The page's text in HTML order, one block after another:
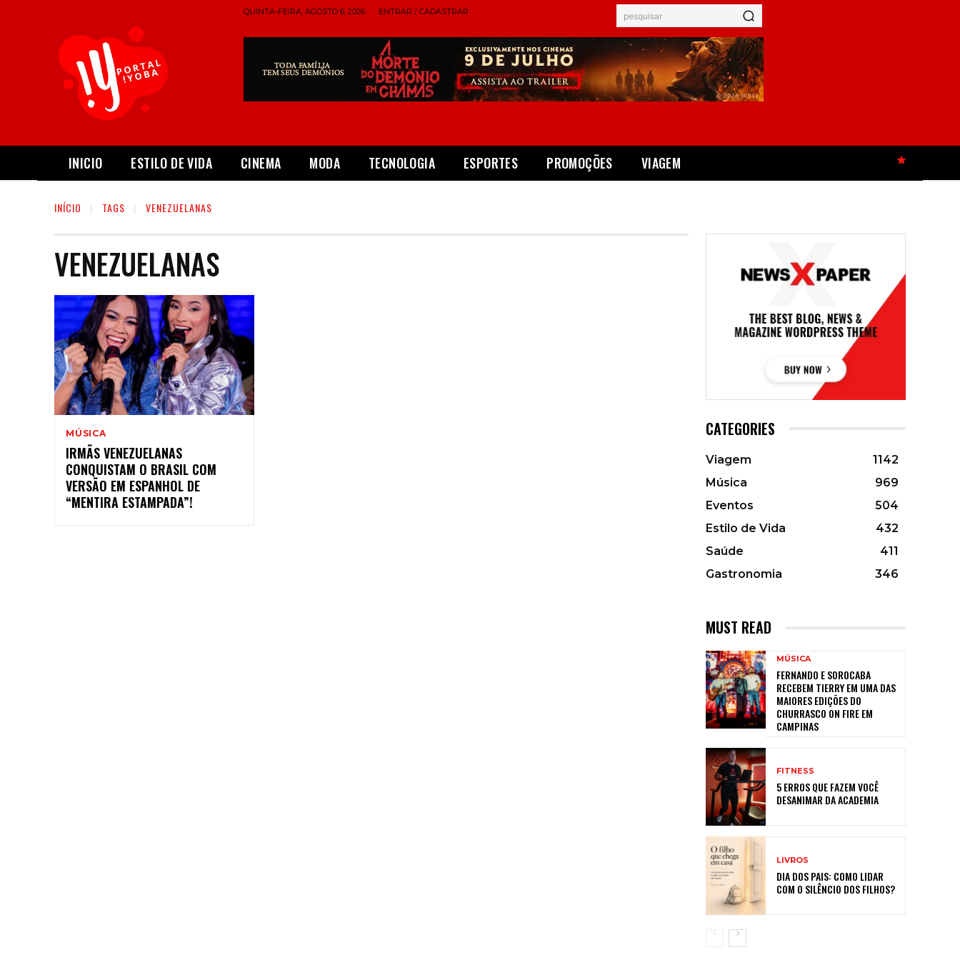
QUINTA-FEIRA, AGOSTO 6, 2026 ENTRAR / CADASTRAR pesquisar
INICIO ESTILO DE VIDA CINEMA MODA TECNOLOGIA ESPORTES PROMOÇÕES VIAGEM
INÍCIO TAGS VENEZUELANAS
VENEZUELANAS
MÚSICA
IRMÃS VENEZUELANAS
CONQUISTAM O BRASIL COM
VERSÃO EM ESPANHOL DE
“MENTIRA ESTAMPADA”!
CATEGORIES
Viagem
1142
Música
969
Eventos
504
Estilo de Vida
432
Saúde
411
Gastronomia
346
MUST READ
MÚSICA
FERNANDO E SOROCABA
RECEBEM TIERRY EM UMA DAS
MAIORES EDIÇÕES DO
CHURRASCO ON FIRE EM
CAMPINAS
FITNESS
5 ERROS QUE FAZEM VOCÊ
DESANIMAR DA ACADEMIA
LIVROS
DIA DOS PAIS: COMO LIDAR
COM O SILÊNCIO DOS FILHOS?